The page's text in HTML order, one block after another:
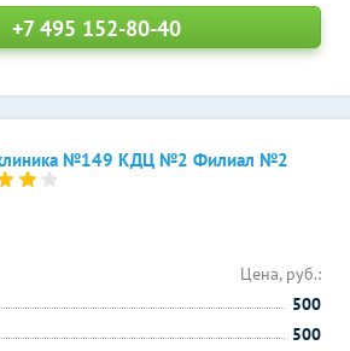
+7 495 152-80-40
№149 КДЦ №2 Филиал №2
Цена, руб.:
500
500